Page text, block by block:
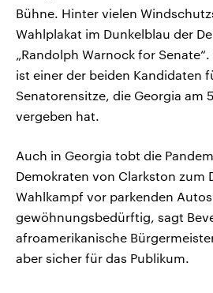
Bühne. Hinter vielen
Wahlplakat im Dunkelblau der
„Randolph Warnock for
ist einer der beiden Kandidaten
Senatorensitze, die Georgia am
vergeben hat.
Auch in Georgia tobt die
Demokraten von Clarkston zum
Wahlkampf vor parkenden
gewöhnungsbedürftig, sagt
afroamerikanische
aber sicher für das Publikum.